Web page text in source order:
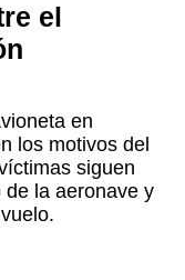
el
en
los motivos del
siguen
la aeronave y